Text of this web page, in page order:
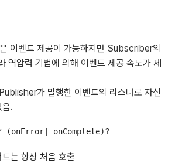
이벤트 제공이 가능하지만 Subscriber의
역압력 기법에 의해 이벤트 제공 속도가 제
가 발행한 이벤트의 리스너로 자신
.
(onError| onComplete)?
는 항상 처음 호출